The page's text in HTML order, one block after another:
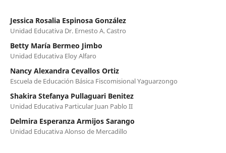
Jessica Rosalia Espinosa González
Unidad Educativa Dr. Ernesto A. Castro
Betty María Bermeo Jimbo
Unidad Educativa Eloy Alfaro
Nancy Alexandra Cevallos Ortiz
Escuela de Educación Básica Fiscomisional Yaguarzongo
Shakira Stefanya Pullaguari Benitez
Unidad Educativa Particular Juan Pablo II
Delmira Esperanza Armijos Sarango
Unidad Educativa Alonso de Mercadillo